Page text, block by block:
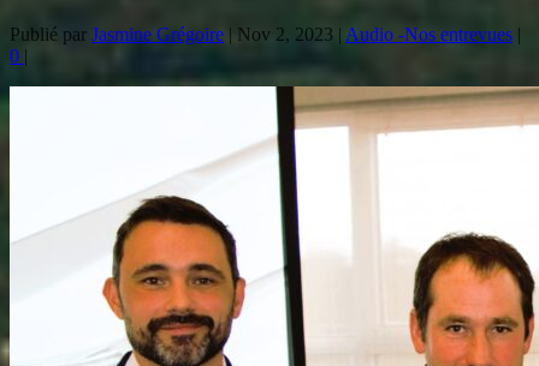
Publié par Jasmine Grégoire | Nov 2, 2023 | Audio -Nos entrevues |
0 |